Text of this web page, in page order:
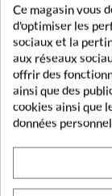
Ce magasin vous
d'optimiser les
sociaux et la
aux réseaux
offrir des
ainsi que des
cookies ainsi que
données